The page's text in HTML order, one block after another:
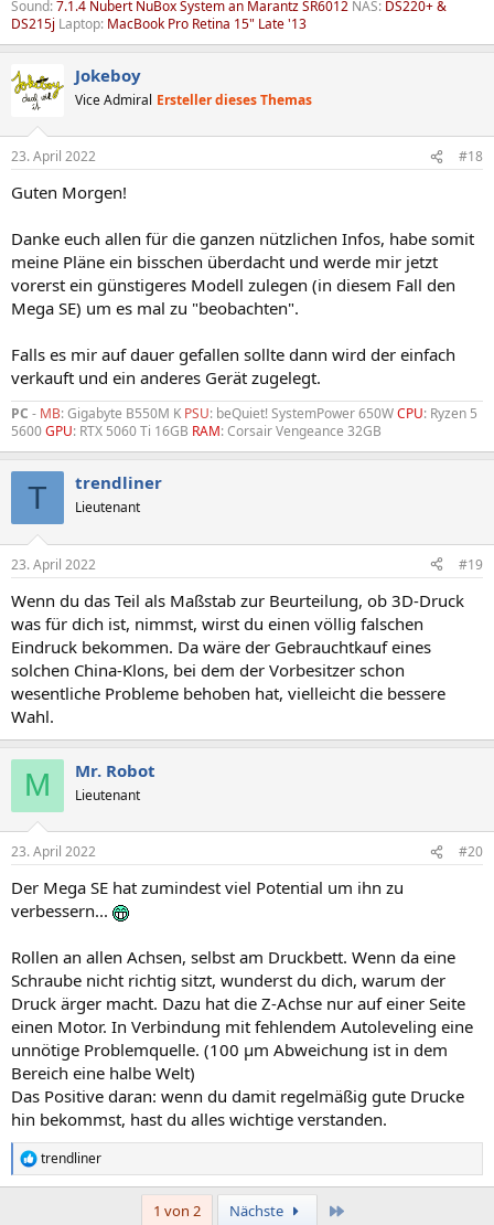
Sound:7.1.4 Nubert NuBox System an Marantz SR6012 NAS: DS220+ &
DS215j Laptop: MacBook Pro Retina 15" Late '13
Jokeboy
Vice Admiral Ersteller dieses Themas
23. April 2022 #18
Guten Morgen!
Danke euch allen für die ganzen nützlichen Infos, habe somit
meine Pläne ein bisschen überdacht und werde mir jetzt
vorerst ein günstigeres Modell zulegen (in diesem Fall den
Mega SE) um es mal zu "beobachten".
Falls es mir auf dauer gefallen sollte dann wird der einfach
verkauft und ein anderes Gerät zugelegt.
PC - MB: Gigabyte B550M K PSU: beQuiet! SystemPower 650WCPU: Ryzen 5
5600GPU: RTX 5060 Ti 16GB RAM: Corsair Vengeance 32GB
T trendliner
Lieutenant
23. April 2022 #19
Wenn du das Teil als Maßstab zur Beurteilung, ob 3D-Druck
was für dich ist, nimmst, wirst du einen völlig falschen
Eindruck bekommen. Da wäre der Gebrauchtkauf eines
solchen China-Klons, bei dem der Vorbesitzer schon
wesentliche Probleme behoben hat, vielleicht die bessere
Wahl.
M Mr. Robot
Lieutenant
23. April 2022 #20
Der Mega SE hat zumindest viel Potential um ihn zu
verbessern...
Rollen an allen Achsen, selbst am Druckbett. Wenn da eine
Schraube nicht richtig sitzt, wunderst du dich, warum der
Druck ärger macht. Dazu hat die Z-Achse nur auf einer Seite
einen Motor. In Verbindung mit fehlendem Autoleveling eine
unnötige Problemquelle. (100 µm Abweichung ist in dem
Bereich eine halbe Welt)
Das Positive daran: wenn du damit regelmäßig gute Drucke
hin bekommst, hast du alles wichtige verstanden.
R
e
trendliner
1 von 2 Nächste